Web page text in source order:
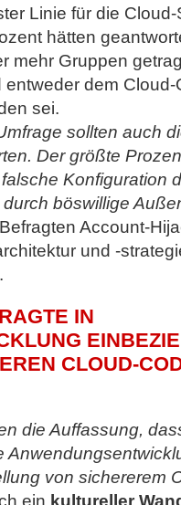
Linie für die
hätten
mehr Gruppen
dem
sei.
sollten auch
Der größte
Konfiguration
böswillige
Account-
und -
IN
CLOUD-
die Auffassung,
von sichererem
ein kultureller